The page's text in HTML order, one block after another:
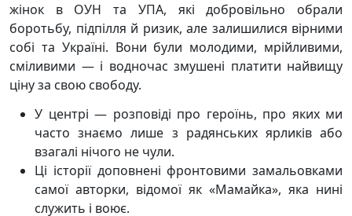
жінок в ОУН та УПА, які добровільно обрали
боротьбу, підпілля й ризик, але залишилися вірними
собі та Україні. Вони були молодими, мрійливими,
сміливими — і водночас змушені платити найвищу
ціну за свою свободу.
У центрі — розповіді про героїнь, про яких ми
часто знаємо лише з радянських ярликів або
взагалі нічого не чули.
Ці історії доповнені фронтовими замальовками
самої авторки, відомої як «Мамайка», яка нині
служить і воює.